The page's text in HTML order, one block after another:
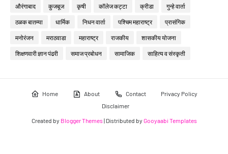
औरंगाबाद कुजबूज कृषी कॉलेज कट्टा क्रीडा गुन्हे वार्ता
ठळक बातम्या धार्मिक निधन वार्ता पश्चिम महाराष्ट्र प्रासंगिक
मनोरंजन मराठवाडा महाराष्ट्र राजकीय शासकीय योजना
शिक्षणवारी ज्ञान पंढरी समाज प्रबोधन सामाजिक साहित्य व संस्कृती
Home About Contact
Privacy Policy
Disclaimer
Created by Blogger Themes| Distributed by Gooyaabi Templates